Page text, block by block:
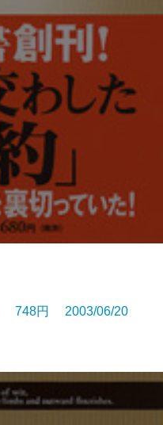
748円 2003/06/20